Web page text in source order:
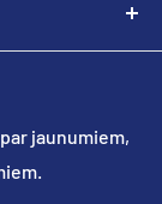
jaunumiem,